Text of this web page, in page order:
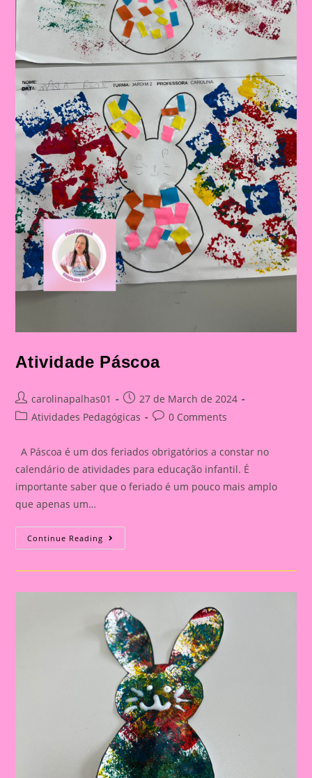
Atividade Páscoa
Post
author:
carolinapalhas01
Post
published:
27 de March de 2024
PostAtividades Pedagógicas
Post0 Comments
A Páscoa é um dos feriados obrigatórios a constar no
calendário de atividades para educação infantil. É
importante saber que o feriado é um pouco mais amplo
que apenas um…
Continue Reading Atividade
Páscoa